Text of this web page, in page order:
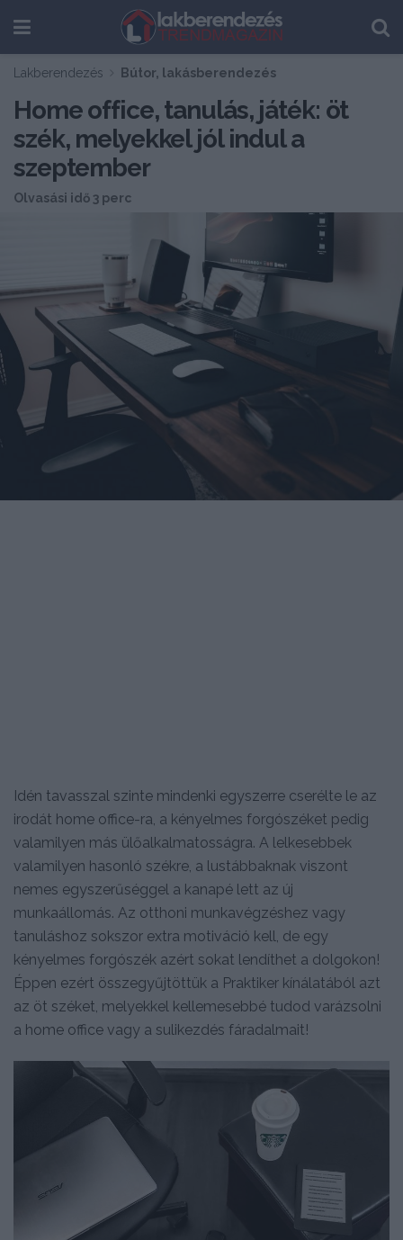
Lakberendezés Bútor, lakásberendezés
Home office, tanulás, játék: öt
szék, melyekkel jól indul a
szeptember
Olvasási idő 3 perc
Idén tavasszal szinte mindenki egyszerre cserélte le az
irodát home office-ra, a kényelmes forgószéket pedig
valamilyen más ülőalkalmatosságra. A lelkesebbek
valamilyen hasonló székre, a lustábbaknak viszont
nemes egyszerűséggel a kanapé lett az új
munkaállomás. Az otthoni munkavégzéshez vagy
tanuláshoz sokszor extra motiváció kell, de egy
kényelmes forgószék azért sokat lendíthet a dolgokon!
Éppen ezért összegyűjtöttük a Praktiker kínálatából azt
az öt széket, melyekkel kellemesebbé tudod varázsolni
a home office vagy a sulikezdés fáradalmait!